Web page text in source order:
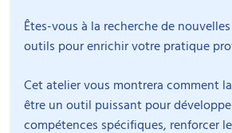
Êtes-vous à la recherche de
outils pour enrichir votre pratique
Cet atelier vous montrera comment
être un outil puissant pour
compétences spécifiques, renforcer